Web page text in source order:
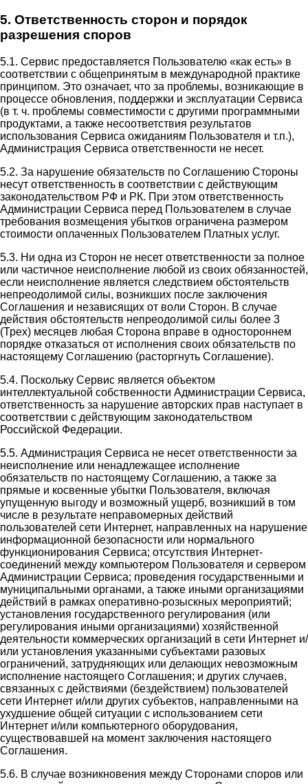
5. Ответственность сторон и порядок
разрешения споров
5.1. Сервис предоставляется Пользователю «как есть» в
соответствии с общепринятым в международной практике
принципом. Это означает, что за проблемы, возникающие в
процессе обновления, поддержки и эксплуатации Сервиса
(в т. ч. проблемы совместимости с другими программными
продуктами, а также несоответствия результатов
использования Сервиса ожиданиям Пользователя и т.п.),
Администрация Сервиса ответственности не несет.
5.2. За нарушение обязательств по Соглашению Стороны
несут ответственность в соответствии с действующим
законодательством РФ и РК. При этом ответственность
Администрации Сервиса перед Пользователем в случае
требования возмещения убытков ограничена размером
стоимости оплаченных Пользователем Платных услуг.
5.3. Ни одна из Сторон не несет ответственности за полное
или частичное неисполнение любой из своих обязанностей,
если неисполнение является следствием обстоятельств
непреодолимой силы, возникших после заключения
Соглашения и независящих от воли Сторон. В случае
действия обстоятельств непреодолимой силы более 3
(Трех) месяцев любая Сторона вправе в одностороннем
порядке отказаться от исполнения своих обязательств по
настоящему Соглашению (расторгнуть Соглашение).
5.4. Поскольку Сервис является объектом
интеллектуальной собственности Администрации Сервиса,
ответственность за нарушение авторских прав наступает в
соответствии с действующим законодательством
Российской Федерации.
5.5. Администрация Сервиса не несет ответственности за
неисполнение или ненадлежащее исполнение
обязательств по настоящему Соглашению, а также за
прямые и косвенные убытки Пользователя, включая
упущенную выгоду и возможный ущерб, возникший в том
числе в результате неправомерных действий
пользователей сети Интернет, направленных на нарушение
информационной безопасности или нормального
функционирования Сервиса; отсутствия Интернет-
соединений между компьютером Пользователя и сервером
Администрации Сервиса; проведения государственными и
муниципальными органами, а также иными организациями
действий в рамках оперативно-розыскных мероприятий;
установления государственного регулирования (или
регулирования иными организациями) хозяйственной
деятельности коммерческих организаций в сети Интернет и/
или установления указанными субъектами разовых
ограничений, затрудняющих или делающих невозможным
исполнение настоящего Соглашения; и других случаев,
связанных с действиями (бездействием) пользователей
сети Интернет и/или других субъектов, направленными на
ухудшение общей ситуации с использованием сети
Интернет и/или компьютерного оборудования,
существовавшей на момент заключения настоящего
Соглашения.
5.6. В случае возникновения между Сторонами споров или